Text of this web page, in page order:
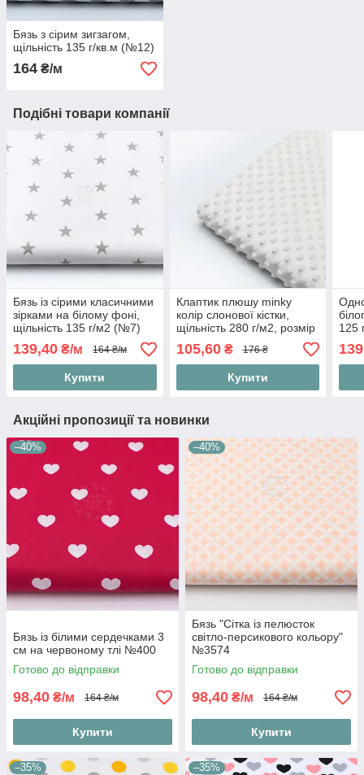
Бязь з сірим зигзагом,
щільність 135 г/кв.м (№12)
164 ₴/м
Подібні товари компанії
Бязь із сірими класичними
зірками на білому фоні,
щільність 135 г/м2 (№7)
139,40 ₴/м 164 ₴/м
Купити
Клаптик плюшу minky
колір слонової кістки,
щільність 280 г/м2, розмір
105,60₴ 176 ₴
Купити
125
Акційні пропозиції та новинки
–40%
Бязь із білими сердечками 3
см на червоному тлі №400
Готово до відправки
98,40 ₴/м 164 ₴/м
Купити
–40%
Бязь "Сітка із пелюсток
світло-персикового кольору"
№3574
Готово до відправки
98,40 ₴/м 164 ₴/м
Купити
–35% –35%